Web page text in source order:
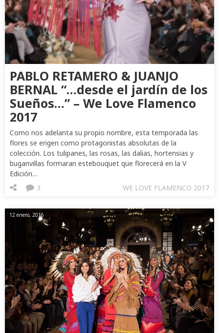
PABLO RETAMERO & JUANJO
BERNAL “…desde el jardín de los
Sueños…” – We Love Flamenco
2017
Como nos adelanta su propio nombre, esta temporada las
flores se erigen como protagonistas absolutas de la
colección. Los tulipanes, las rosas, las dalias, hortensias y
buganvillas formaran estebouquet que florecerá en la V
Edición…
WE LOVE FLAMENCO 2017
3
12 enero, 2016